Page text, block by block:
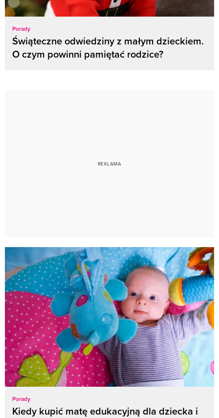
Porady
Świąteczne odwiedziny z małym dzieckiem.
O czym powinni pamiętać rodzice?
Porady
Kiedy kupić matę edukacyjną dla dziecka i